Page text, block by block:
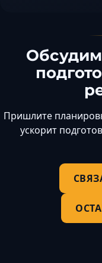
Пришлите
ускорит